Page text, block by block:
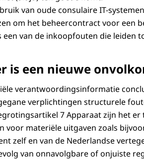
van oude consulaire IT-
om het beheercontract voor een
van de inkoopfouten die leiden
is een nieuwe
verantwoordingsinformatie
verplichtingen structurele
7 Apparaat zijn het er
voor materiële uitgaven zoals
zelf en van de Nederlandse
van onnavolgbare of onjuiste